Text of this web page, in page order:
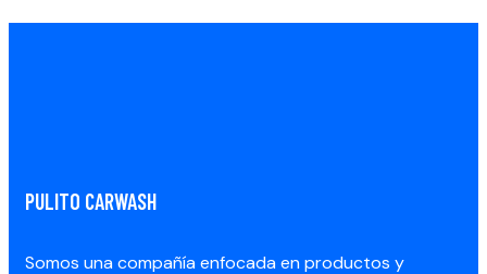
PULITO CARWASH
Somos una compañía enfocada en productos y